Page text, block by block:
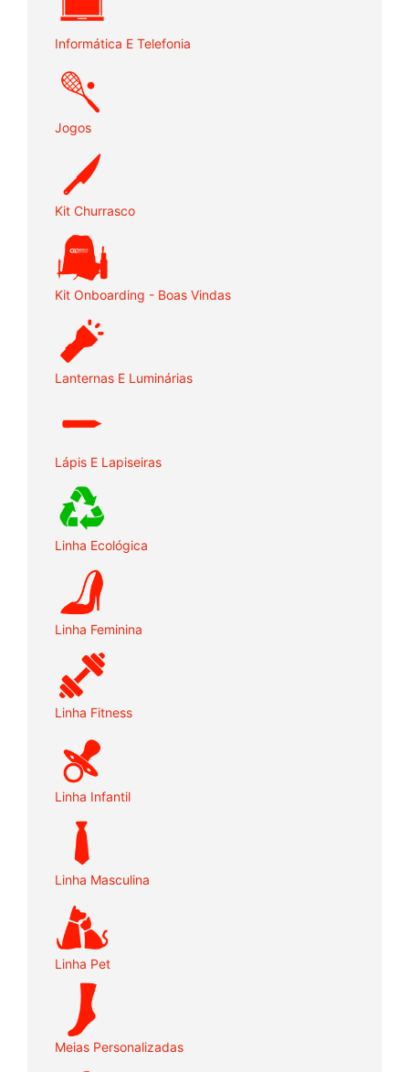
Informática E Telefonia
Jogos
Kit Churrasco
Kit Onboarding - Boas Vindas
Lanternas E Luminárias
Lápis E Lapiseiras
Linha Ecológica
Linha Feminina
Linha Fitness
Linha Infantil
Linha Masculina
Linha Pet
Meias Personalizadas